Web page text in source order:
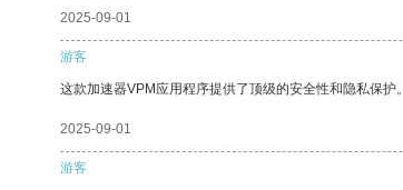
2025-09-01
游客
这款加速器VPM应用程序提供了顶级的安全性和隐私保护。
2025-09-01
游客